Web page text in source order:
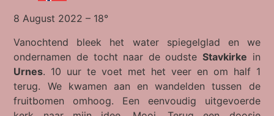
8 August 2022 – 18°
Vanochtend bleek het water spiegelglad en we
ondernamen de tocht naar de oudsteStavkirke in
Urnes. 10 uur te voet met het veer en om half 1
terug. We kwamen aan en wandelden tussen de
fruitbomen omhoog. Een eenvoudig uitgevoerde